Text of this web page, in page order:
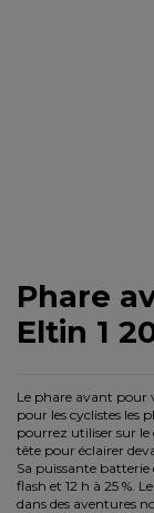
Phare
Eltin 1
Le phare avant pour
pour les cyclistes les
pourrez utiliser sur
tête pour éclairer
Sa puissante
flash et 12 h à 25 %.
dans des aventures